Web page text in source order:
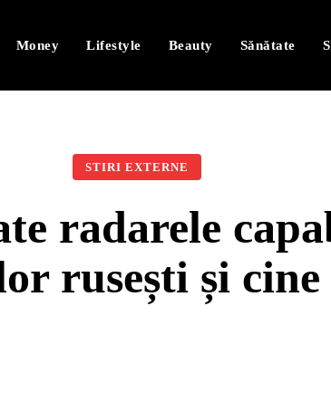
Money Lifestyle Beauty Sănătate
STIRI EXTERNE
radarele
rusești și